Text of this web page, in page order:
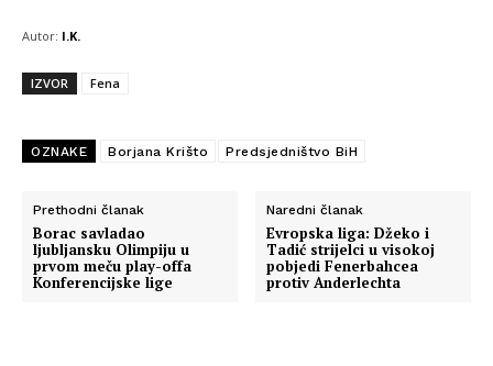
Autor: I.K.
IZVOR Fena
OZNAKE Borjana Krišto Predsjedništvo BiH
Prethodni članak
Borac savladao
ljubljansku Olimpiju u
prvom meču play-offa
Konferencijske lige
Naredni članak
Evropska liga: Džeko i
Tadić strijelci u visokoj
pobjedi Fenerbahcea
protiv Anderlechta